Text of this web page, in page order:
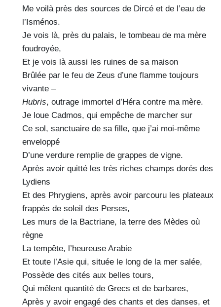
Me voilà près des sources de Dircé et de l’eau de
l’Isménos.
Je vois là, près du palais, le tombeau de ma mère
foudroyée,
Et je vois là aussi les ruines de sa maison
Brûlée par le feu de Zeus d’une flamme toujours
vivante –
Hubris, outrage immortel d’Héra contre ma mère.
Je loue Cadmos, qui empêche de marcher sur
Ce sol, sanctuaire de sa fille, que j’ai moi-même
enveloppé
D’une verdure remplie de grappes de vigne.
Après avoir quitté les très riches champs dorés des
Lydiens
Et des Phrygiens, après avoir parcouru les plateaux
frappés de soleil des Perses,
Les murs de la Bactriane, la terre des Mèdes où
règne
La tempête, l’heureuse Arabie
Et toute l’Asie qui, située le long de la mer salée,
Possède des cités aux belles tours,
Qui mêlent quantité de Grecs et de barbares,
Après y avoir engagé des chants et des danses, et